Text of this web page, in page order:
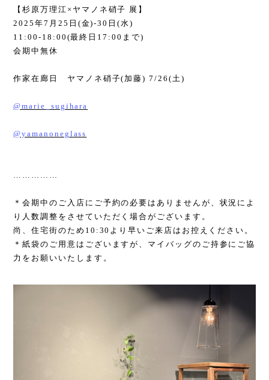
【杉原万理江 × ヤマノネ硝子 展】
2025年7 月 25 日 (金)-30 日(水)
11:00-18:00(最終日 17:00 まで)
会期中無休
作家在廊日 ヤマノネ硝子( 加藤) 7/26(土)
@marie_sugihara
@yamanoneglass
……………
＊会期中のご入店にご予約の必要はありませんが、状況によ
り人数調整をさせていただく場合がございます。
尚、住宅街のため 10:30 より早いご来店はお控えください。
＊紙袋のご用意はございますが、マイバッグのご持参にご協
力をお願いいたします。